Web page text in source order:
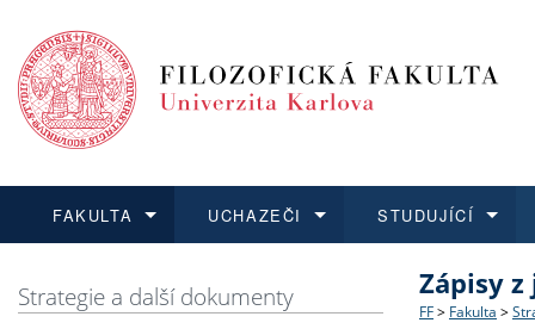
FAKULTA
Struktura
UCHAZEČI
Co
STUDUJÍCÍ
O vědě a
Aktuální
Strategie a další dokumenty Zápisy
FF > Fakulta >